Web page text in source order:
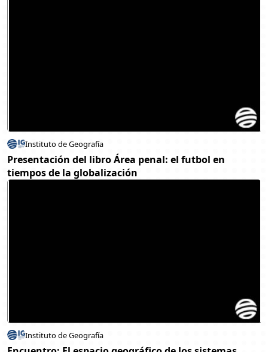
Instituto de Geografía
Presentación del libro Área penal: el futbol en
tiempos de la globalización
Instituto de Geografía